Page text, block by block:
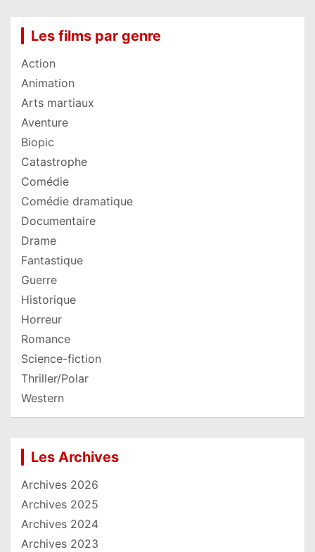
Les films par genre
Action
Animation
Arts martiaux
Aventure
Biopic
Catastrophe
Comédie
Comédie dramatique
Documentaire
Drame
Fantastique
Guerre
Historique
Horreur
Romance
Science-fiction
Thriller/Polar
Western
Les Archives
Archives 2026
Archives 2025
Archives 2024
Archives 2023